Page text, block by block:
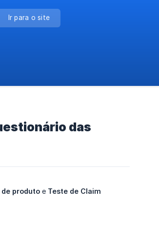
Ir para o site
das
produto e Teste de Claim